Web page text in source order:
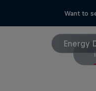
Want to
Energy